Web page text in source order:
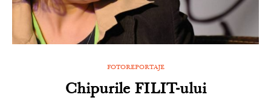
FOTOREPORTAJE
Chipurile FILIT-ului